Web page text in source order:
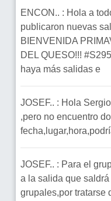
ENCON.. : Hola a
publicaron nuevas
BIENVENIDA
DEL QUESO!!!
haya más salidas e
JOSEF.. : Hola
,pero no encuentro
JOSEF.. : Para el
a la salida que
grupales,por tratarse